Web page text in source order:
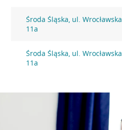
Środa Śląska, ul. Wrocławska
11a
Środa Śląska, ul. Wrocławska
11a